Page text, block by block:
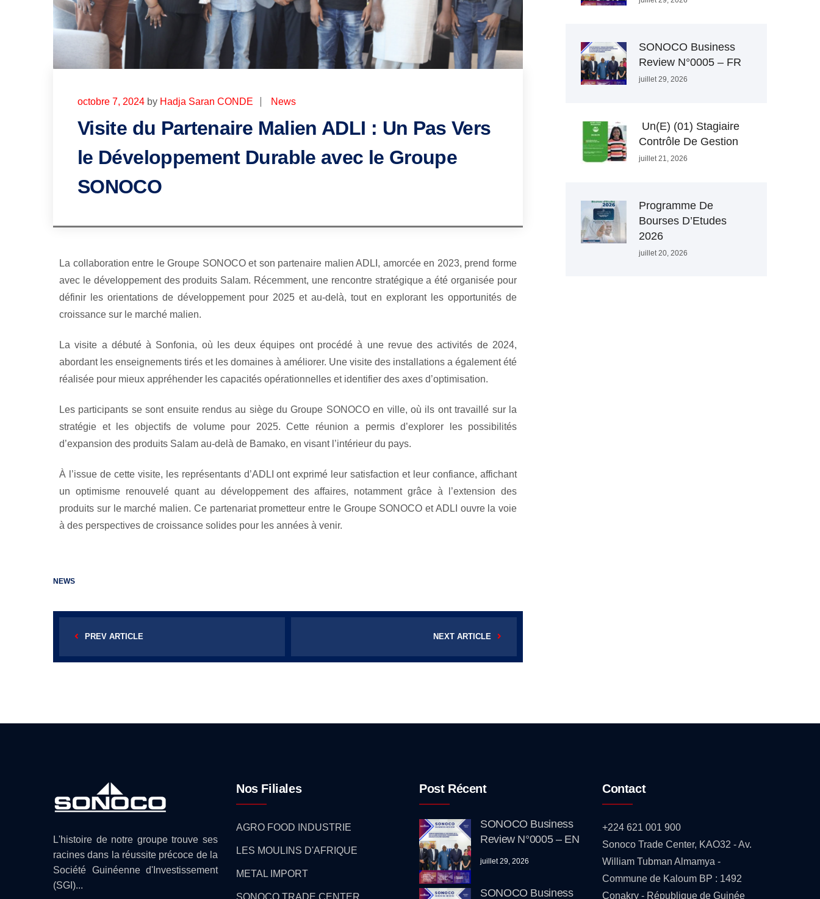
octobre 7, 2024 by Hadja Saran CONDE News
Visite du Partenaire Malien ADLI : Un Pas Vers
le Développement Durable avec le Groupe
SONOCO
La collaboration entre le Groupe SONOCO et son partenaire malien ADLI, amorcée en 2023, prend forme
avec le développement des produits Salam. Récemment, une rencontre stratégique a été organisée pour
définir les orientations de développement pour 2025 et au-delà, tout en explorant les opportunités de
croissance sur le marché malien.
La visite a débuté à Sonfonia, où les deux équipes ont procédé à une revue des activités de 2024,
abordant les enseignements tirés et les domaines à améliorer. Une visite des installations a également été
réalisée pour mieux appréhender les capacités opérationnelles et identifier des axes d’optimisation.
Les participants se sont ensuite rendus au siège du Groupe SONOCO en ville, où ils ont travaillé sur la
stratégie et les objectifs de volume pour 2025. Cette réunion a permis d’explorer les possibilités
d’expansion des produits Salam au-delà de Bamako, en visant l’intérieur du pays.
À l’issue de cette visite, les représentants d’ADLI ont exprimé leur satisfaction et leur confiance, affichant
un optimisme renouvelé quant au développement des affaires, notamment grâce à l’extension des
produits sur le marché malien. Ce partenariat prometteur entre le Groupe SONOCO et ADLI ouvre la voie
à des perspectives de croissance solides pour les années à venir.
NEWS
PREV ARTICLE NEXT ARTICLE
SONOCO Business
Review N°0005 – FR
juillet 29, 2026
Un(e) (01) Stagiaire
Contrôle De Gestion
juillet 21, 2026
Programme De
Bourses D’Etudes
2026
juillet 20, 2026
L'histoire de notre groupe trouve ses
racines dans la réussite précoce de la
Société Guinéenne d'Investissement
(SGI)...
Nos Filiales
AGRO FOOD INDUSTRIE
LES MOULINS D'AFRIQUE
METAL IMPORT
SONOCO TRADE CENTER
Post Récent
SONOCO Business
Review N°0005 – EN
juillet 29, 2026
SONOCO Business
Contact
+224 621 001 900
Sonoco Trade Center, KAO32 - Av.
William Tubman Almamya -
Commune de Kaloum BP : 1492
Conakry - République de Guinée